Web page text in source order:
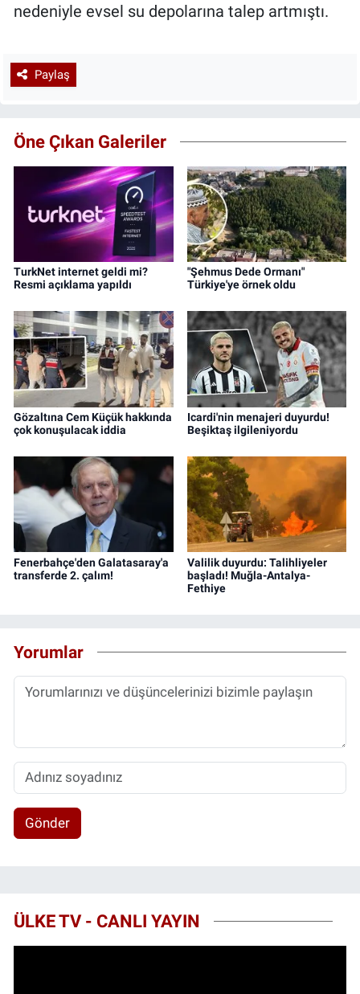
nedeniyle evsel su depolarına talep artmıştı.
Paylaş
Öne Çıkan Galeriler
TurkNet internet geldi mi?
Resmi açıklama yapıldı
"Şehmus Dede Ormanı"
Türkiye'ye örnek oldu
Gözaltına Cem Küçük hakkında
çok konuşulacak iddia
Icardi'nin menajeri duyurdu!
Beşiktaş ilgileniyordu
Fenerbahçe'den Galatasaray'a
transferde 2. çalım!
Valilik duyurdu: Talihliyeler
başladı! Muğla-Antalya-
Fethiye
Yorumlar
Gönder
ÜLKE TV - CANLI YAYIN